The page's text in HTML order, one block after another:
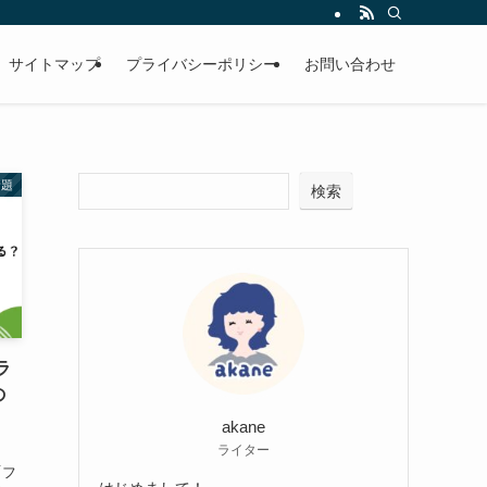
サイトマップ プライバシーポリシー お問い合わせ
検索
akane
ライター